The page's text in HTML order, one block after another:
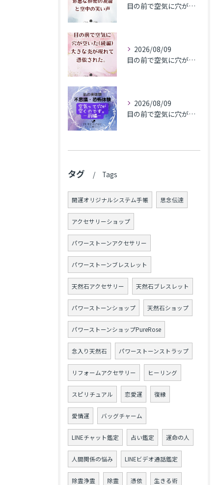
目の前で空気に穴が空いた(最終編)邪悪な群衆の視線と空中の笑い声
2026/08/09
目の前で空気に穴が空いた(続編)大きな炎が現れて憑依された。
2026/08/09
目の前で​空気に穴が空いた(前編)
タグ Tags
開運オリジナルシステム手帳 思念伝達
アクセサリーショップ
パワーストーンアクセサリー
パワーストーンブレスレット
天然石アクセサリー 天然石ブレスレット
パワーストーンショップ 天然石ショップ
パワーストーンショップPureRose
念入り天然石 パワーストーンストラップ
リフォームアクセサリー ヒーリング
スピリチュアル 恋愛運 復縁
愛情運 バッグチャーム
LINEチャット鑑定 占い鑑定 運命の人
人間関係の悩み LINEビデオ通話鑑定
除霊浄霊 除霊 憑依 生きる術